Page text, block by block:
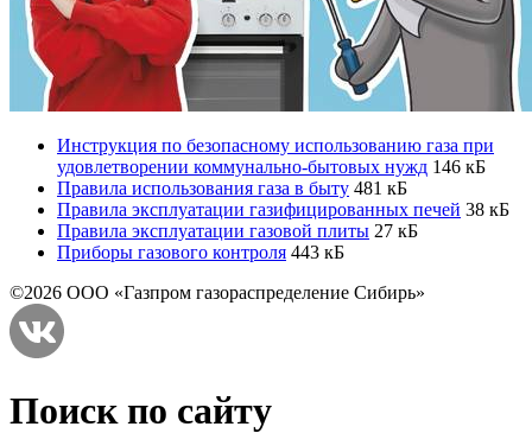
Инструкция по безопасному использованию газа при
удовлетворении коммунально-бытовых нужд 146 кБ
Правила использования газа в быту 481 кБ
Правила эксплуатации газифицированных печей 38 кБ
Правила эксплуатации газовой плиты 27 кБ
Приборы газового контроля 443 кБ
©2026 ООО «Газпром газораспределение Сибирь»
Поиск по сайту